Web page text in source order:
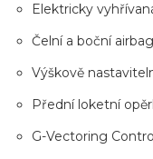
Elektricky
Čelní a boční
Výškově
Přední loketní
G-Vectoring